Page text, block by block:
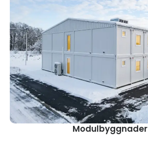
Modulbyggnader